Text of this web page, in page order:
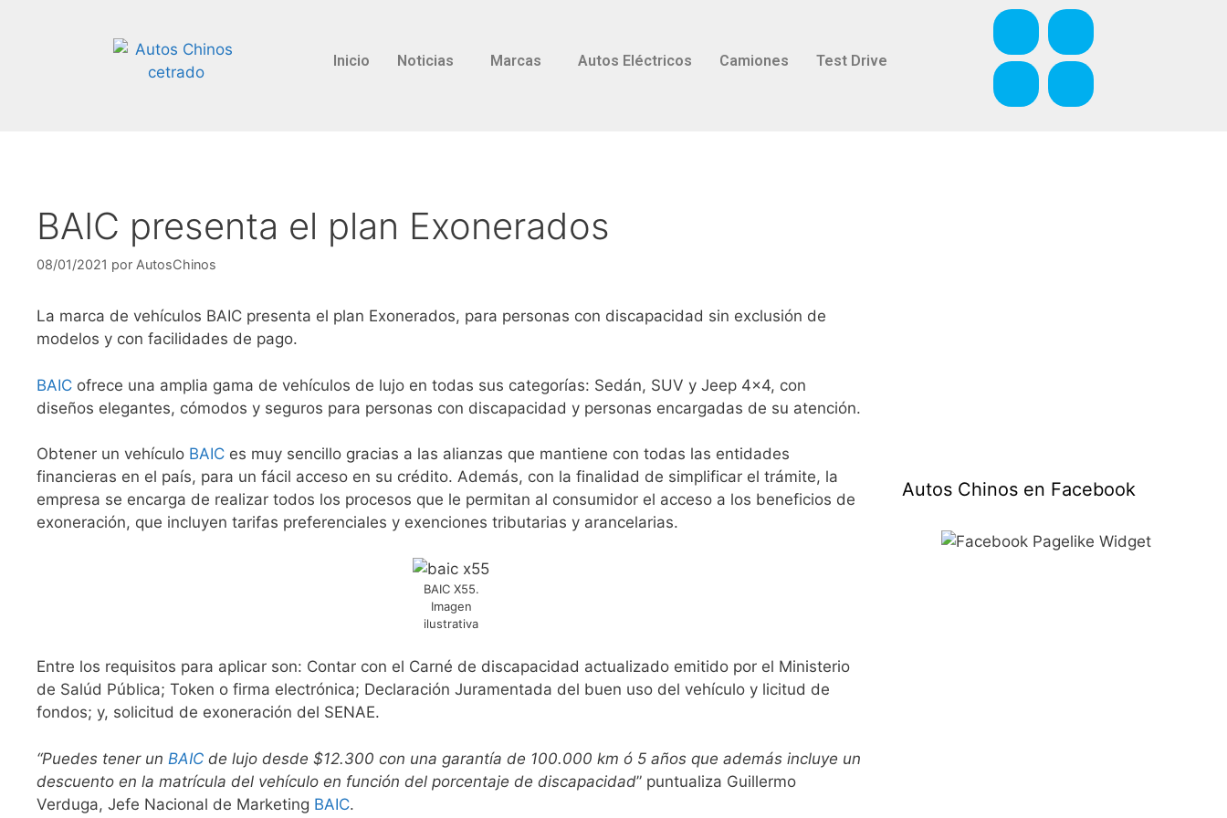
Inicio Noticias Marcas Autos Eléctricos Camiones Test Drive
BAIC presenta el plan Exonerados
08/01/2021 por AutosChinos
La marca de vehículos BAIC presenta el plan Exonerados, para personas con discapacidad sin exclusión de
modelos y con facilidades de pago.
BAIC ofrece una amplia gama de vehículos de lujo en todas sus categorías: Sedán, SUV y Jeep 4×4, con
diseños elegantes, cómodos y seguros para personas con discapacidad y personas encargadas de su atención.
Obtener un vehículo BAIC es muy sencillo gracias a las alianzas que mantiene con todas las entidades
financieras en el país, para un fácil acceso en su crédito. Además, con la finalidad de simplificar el trámite, la
empresa se encarga de realizar todos los procesos que le permitan al consumidor el acceso a los beneficios de
exoneración, que incluyen tarifas preferenciales y exenciones tributarias y arancelarias.
BAIC X55.
Imagen
ilustrativa
Entre los requisitos para aplicar son: Contar con el Carné de discapacidad actualizado emitido por el Ministerio
de Salúd Pública; Token o firma electrónica; Declaración Juramentada del buen uso del vehículo y licitud de
fondos; y, solicitud de exoneración del SENAE.
“Puedes tener un BAIC de lujo desde $12.300 con una garantía de 100.000 km ó 5 años que además incluye un
descuento en la matrícula del vehículo en función del porcentaje de discapacidad” puntualiza Guillermo
Verduga, Jefe Nacional de Marketing BAIC.
Autos Chinos en Facebook